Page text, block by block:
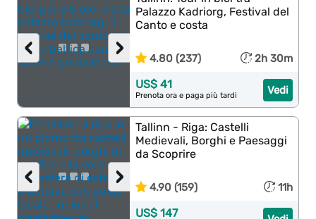
›
‹
Palazzo Kadriorg, Festival del
Canto e costa
4.80 (237) 2h 30m
Vedi
US$ 41
Prenota ora e paga più tardi
›
‹
Tallinn - Riga: Castelli
Medievali, Borghi e Paesaggi
da Scoprire
4.90 (159) 11h
US$ 147